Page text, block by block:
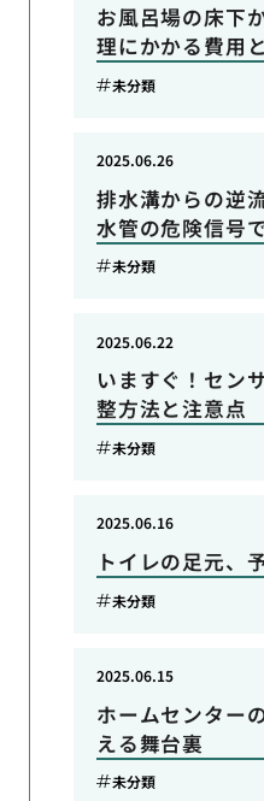
お風呂場の床下
理にかかる費用
未分類
排水溝からの逆
水管の危険信号
2025.06.26
未分類
いますぐ！セン
整方法と注意点
2025.06.22
未分類
トイレの足元、
2025.06.16
未分類
ホームセンター
える舞台裏
2025.06.15
未分類